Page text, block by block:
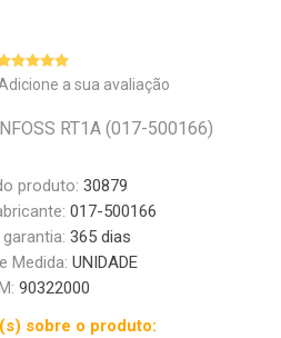
a sua avaliação
RT1A (017-500166)
produto: 30879
017-500166
365 dias
Medida: UNIDADE
90322000
sobre o produto: